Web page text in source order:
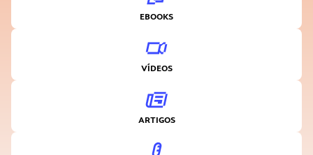
EBOOKS
VÍDEOS
ARTIGOS